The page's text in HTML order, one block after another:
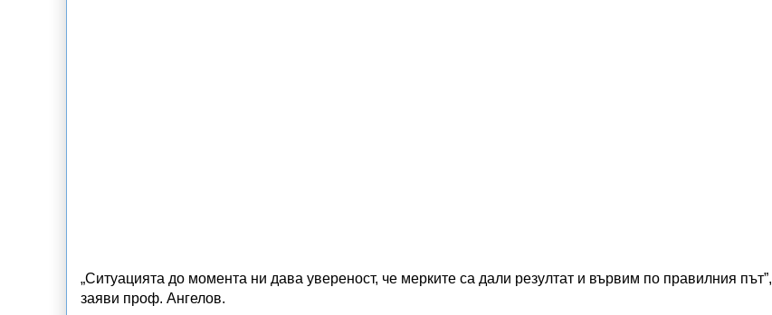
„Ситуацията до момента ни дава увереност, че мерките са дали резултат и вървим по правилния път”,
заяви проф. Ангелов.